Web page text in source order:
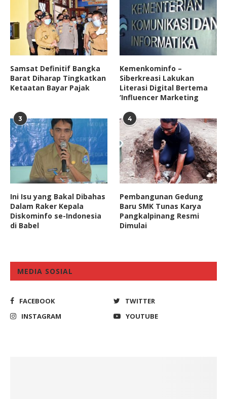
Samsat Definitif Bangka
Barat Diharap Tingkatkan
Ketaatan Bayar Pajak
Kemenkominfo –
Siberkreasi Lakukan
Literasi Digital Bertema
‘Influencer Marketing
3
Ini Isu yang Bakal Dibahas
Dalam Raker Kepala
Diskominfo se-Indonesia
di Babel
4
Pembangunan Gedung
Baru SMK Tunas Karya
Pangkalpinang Resmi
Dimulai
MEDIA SOSIAL
FACEBOOK
TWITTER
INSTAGRAM
YOUTUBE